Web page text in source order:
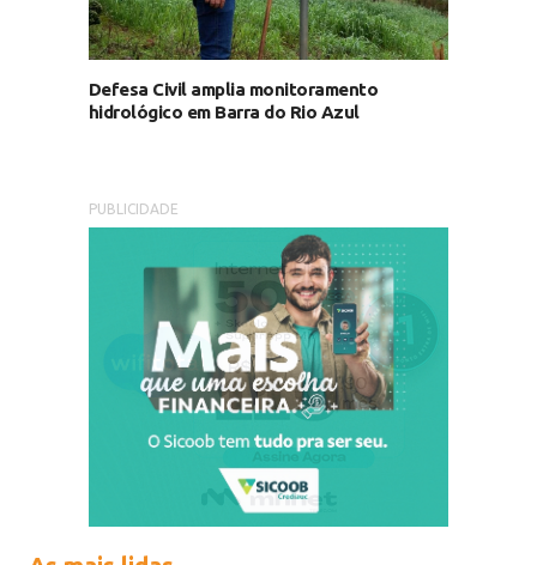
Defesa Civil amplia monitoramento
hidrológico em Barra do Rio Azul
PUBLICIDADE